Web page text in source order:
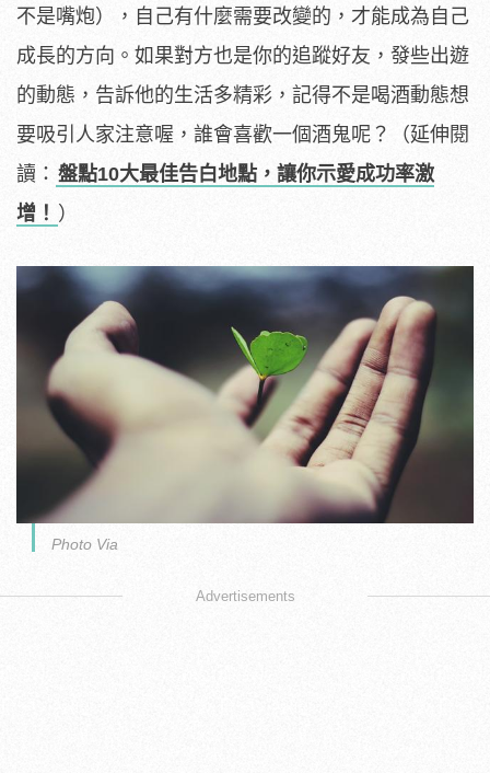
不是嘴炮），自己有什麼需要改變的，才能成為自己
成長的方向。如果對方也是你的追蹤好友，發些出遊
的動態，告訴他的生活多精彩，記得不是喝酒動態想
要吸引人家注意喔，誰會喜歡一個酒鬼呢？（延伸閱
讀： 盤點10大最佳告白地點，讓你示愛成功率激
增！ ）
Photo Via
Advertisements